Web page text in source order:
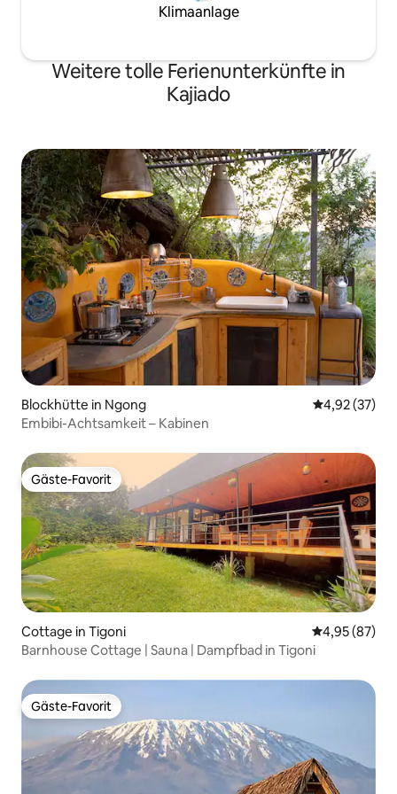
Klimaanlage
Weitere tolle Ferienunterkünfte in
Kajiado
Blockhütte in Ngong
4,92 (37)
Embibi-Achtsamkeit – Kabinen
Gäste-Favorit
Gäste-Favorit
Cottage in Tigoni
4,95 (87)
Barnhouse Cottage | Sauna | Dampfbad in Tigoni
Gäste-Favorit
Gäste-Favorit